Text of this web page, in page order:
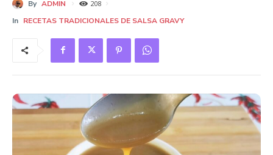
By ADMIN 208
In RECETAS TRADICIONALES DE SALSA GRAVY